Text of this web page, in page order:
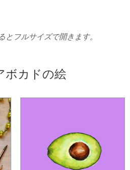
とフルサイズで開きます。
ボカドの絵